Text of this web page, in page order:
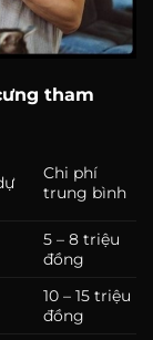
tham
Chi phí
trung bình
5 – 8 triệu
đồng
10 – 15 triệu
đồng